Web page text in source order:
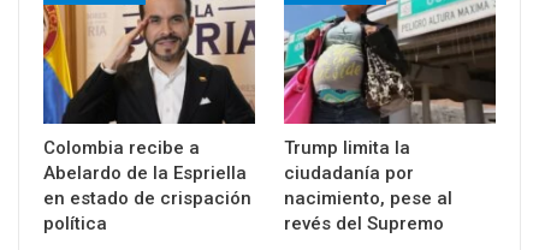
Colombia recibe a
Abelardo de la Espriella
en estado de crispación
política
Trump limita la
ciudadanía por
nacimiento, pese al
revés del Supremo